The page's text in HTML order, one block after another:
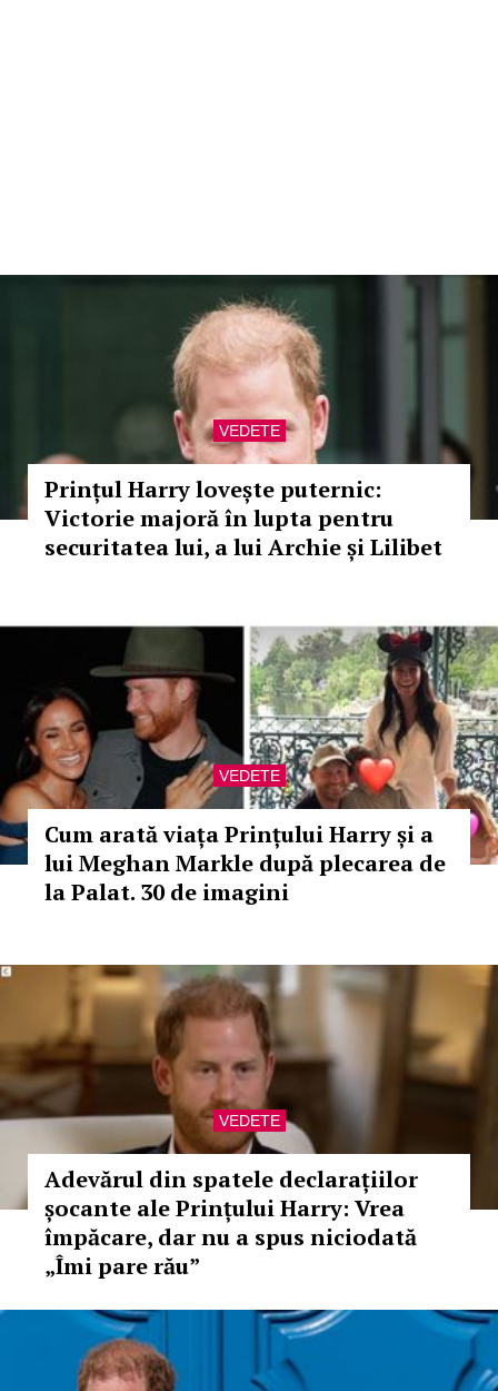
VEDETE
Prințul Harry lovește puternic:
Victorie majoră în lupta pentru
securitatea lui, a lui Archie și Lilibet
VEDETE
Cum arată viața Prințului Harry și a
lui Meghan Markle după plecarea de
la Palat. 30 de imagini
VEDETE
Adevărul din spatele declarațiilor
șocante ale Prințului Harry: Vrea
împăcare, dar nu a spus niciodată
„Îmi pare rău”